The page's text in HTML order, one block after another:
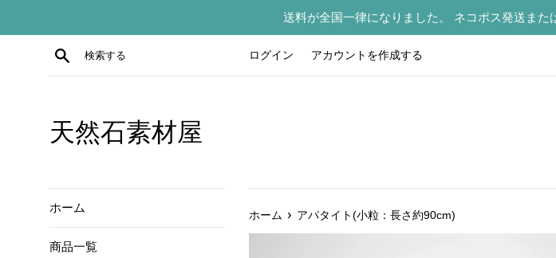
送料が全国一律になりました。 ネコポス発送また
検索する ログイン アカウントを作成する
天然石素材屋
ホーム
商品一覧
ホーム › アパタイト(小粒：長さ約90cm)